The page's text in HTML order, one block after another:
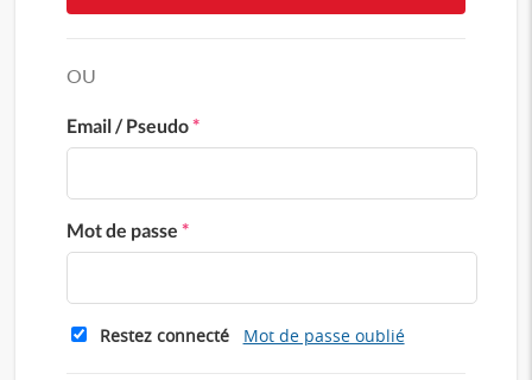
OU
Email / Pseudo*
Mot de passe *
Restez connecté Mot de passe oublié